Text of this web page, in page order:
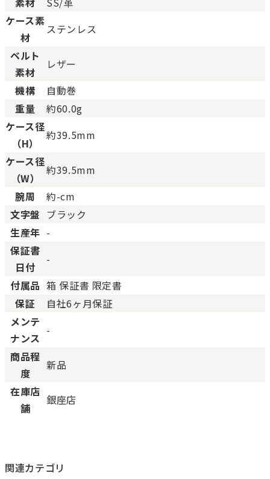
ケース素
材
ステンレス
ベルト
素材
レザー
機構
自動巻
重量
約60.0g
ケース径
（H）
約39.5mm
ケース径
（W）
約39.5mm
腕周
約-cm
文字盤 ブラック
生産年 -
保証書
日付
-
付属品 箱 保証書 限定書
保証
自社6ヶ月保証
メンテ
ナンス
-
商品程
度
新品
在庫店
舗
銀座店
関連カテゴリ